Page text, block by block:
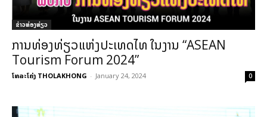
ຂ່າວທ່ອງທ່ຽວ
ການທ່ອງທ່ຽວແຫ່ງປະເທດໄທ ໃນງານ “ASEAN
Tourism Forum 2024”
ໂທລະໂຄ່ງ THOLAKHONG - January 24, 2024 0